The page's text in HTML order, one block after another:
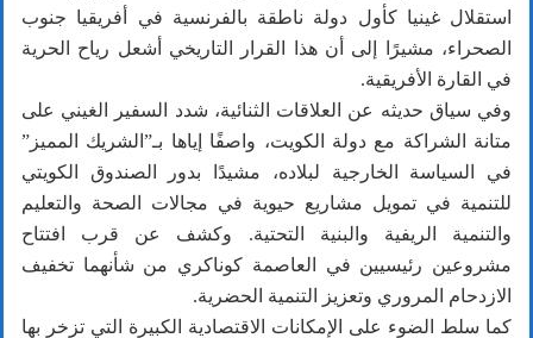
استقلال غينيا كأول دولة ناطقة بالفرنسية في أفريقيا جنوب
الصحراء، مشيرًا إلى أن هذا القرار التاريخي أشعل رياح الحرية
في القارة الأفريقية.
وفي سياق حديثه عن العلاقات الثنائية، شدد السفير الغيني على
متانة الشراكة مع دولة الكويت، واصفًا إياها بـ”الشريك المميز”
في السياسة الخارجية لبلاده، مشيدًا بدور الصندوق الكويتي
للتنمية في تمويل مشاريع حيوية في مجالات الصحة والتعليم
والتنمية الريفية والبنية التحتية. وكشف عن قرب افتتاح
مشروعين رئيسيين في العاصمة كوناكري من شأنهما تخفيف
الازدحام المروري وتعزيز التنمية الحضرية.
كما سلط الضوء على الإمكانات الاقتصادية الكبيرة التي تزخر بها